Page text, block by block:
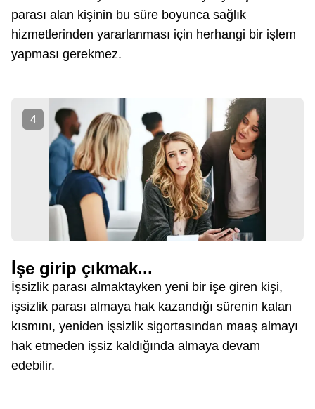
parası alan kişinin bu süre boyunca sağlık
hizmetlerinden yararlanması için herhangi bir işlem
yapması gerekmez.
4
İşe girip çıkmak...
İşsizlik parası almaktayken yeni bir işe giren kişi,
işsizlik parası almaya hak kazandığı sürenin kalan
kısmını, yeniden işsizlik sigortasından maaş almayı
hak etmeden işsiz kaldığında almaya devam
edebilir.